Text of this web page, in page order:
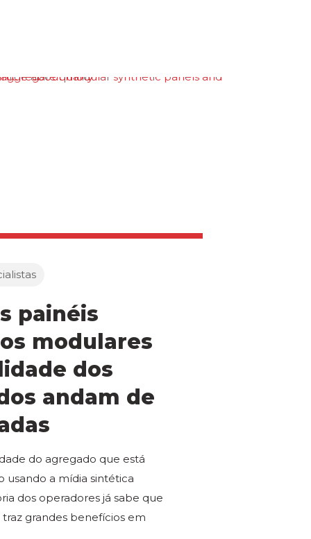
painéis
modulares
dos
andam de
do agregado que está
usando a mídia sintética
dos operadores já sabe que
grandes benefícios em